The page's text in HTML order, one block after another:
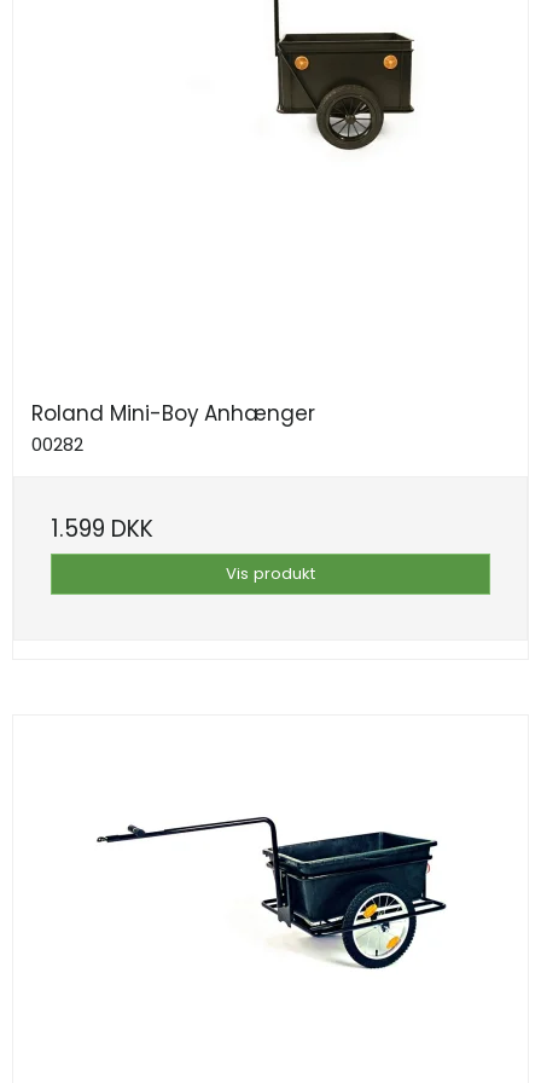
Roland Mini-Boy Anhænger
00282
1.599 DKK
Vis produkt